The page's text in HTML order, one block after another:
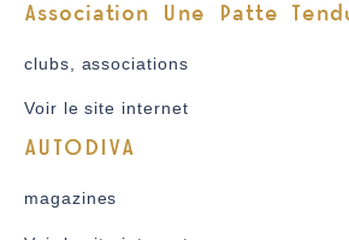
Association Une Patte
clubs, associations
Voir le site internet
AUTODIVA
magazines